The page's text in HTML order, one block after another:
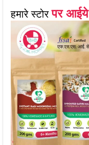
हमारे स्टोरपर आईये